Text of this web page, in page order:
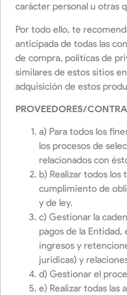
carácter personal u otras
Por todo ello, te
anticipada de todas las
de compra, políticas de
similares de estos sitios
adquisición de estos
PROVEEDORES/
a) Para todos los
los procesos de
relacionados con
b) Realizar todos
cumplimiento de
y de ley.
c) Gestionar la
pagos de la
ingresos y
jurídicas) y
d) Gestionar el
e) Realizar todas las